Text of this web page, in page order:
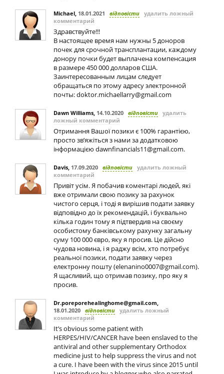
Michael, 18.01.2021 відповісти удалить ложный
комментарий
Здравствуйте!!!
В настоящее время нам нужны 5 доноров
почек для срочной трансплантации, каждому
донору почки будет выплачена компенсация
в размере 450 000 долларов США.
Заинтересованным лицам следует
обращаться по этому адресу электронной
почты:doktor.michaellarry@gmail.com
Dawn Williams, 14.10.2020 відповісти удалить
ложный комментарий
Отримання Вашої позики є 100% гарантією,
просто зв’яжіться з нами за додатковою
інформацією dawnfinancials11@gmail.com.
Davis, 17.09.2020 відповісти удалить ложный
комментарий
Привіт усім. Я побачив коментарі людей, які
вже отримали свою позику за рахунок
чистого серця, і тоді я вирішив подати заявку
відповідно до їх рекомендацій, і буквально
кілька годин тому я підтвердив на своєму
особистому банківському рахунку загальну
суму 100 000 євро, яку я просив. Це дійсно
чудова новина, і я раджу всім, хто потребує
реальної позики, подати заявку через
електронну пошту (elenanino0007@gmail.com).
Я щасливий, що отримав позику, про яку я
просив.
Dr.poreporehealinghome@gmail.com,
18.01.2020 відповісти удалить ложный
комментарий
It’s obvious some patient with
HERPES/HIV/CANCER have been enslaved to the
antiviral and other supplementary Orthodox
medicine just to help suppress the virus and not
a cure. I have been with the virus since 2015 until